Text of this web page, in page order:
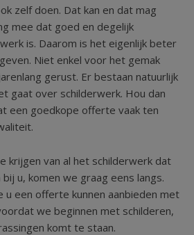
zelf doen. Dat kan en dat mag
mee dat goed en degelijk
is. Daarom is het eigenlijk beter
Niet enkel voor het gemak
gerust. Er bestaan natuurlijk
gaat over schilderwerk. Hou dan
een goedkope offerte vaak ten
krijgen van al het schilderwerk dat
u, komen we graag eens langs.
u een offerte kunnen aanbieden met
we beginnen met schilderen,
komt te staan.